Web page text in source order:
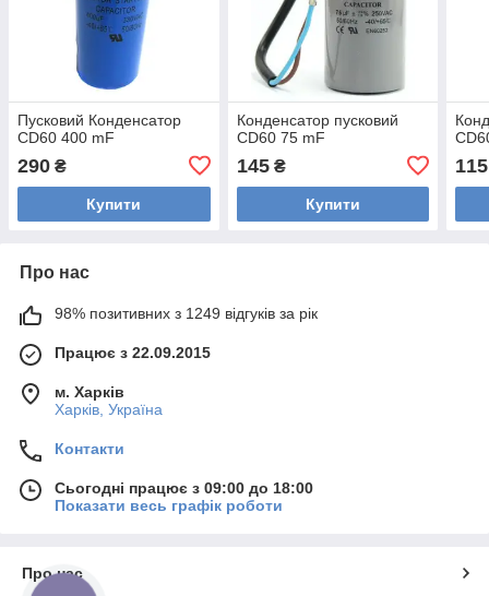
Пусковий Конденсатор
CD60 400 mF
290 ₴
Купити
Конденсатор пусковий
CD60 75 mF
145₴
Купити
115
Про нас
98% позитивних з 1249 відгуків за рік
Працює з 22.09.2015
м. Харків
Харків, Україна
Контакти
Сьогодні працює з 09:00 до 18:00
Показати весь графік роботи
Про нас